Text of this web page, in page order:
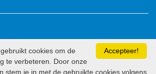
Accepteer!
cookies om de
te verbeteren. Door onze
stem je in met de gebruikte cookies volgens